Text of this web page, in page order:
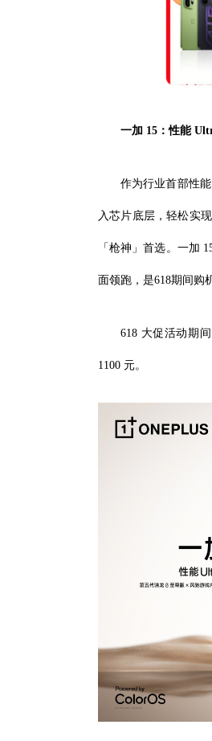
一加 15：性能
作为行业首部性
入芯片底层，轻松实
「枪神」首选。一加
面领跑，是618期间购
618 大促活动期
1100 元。